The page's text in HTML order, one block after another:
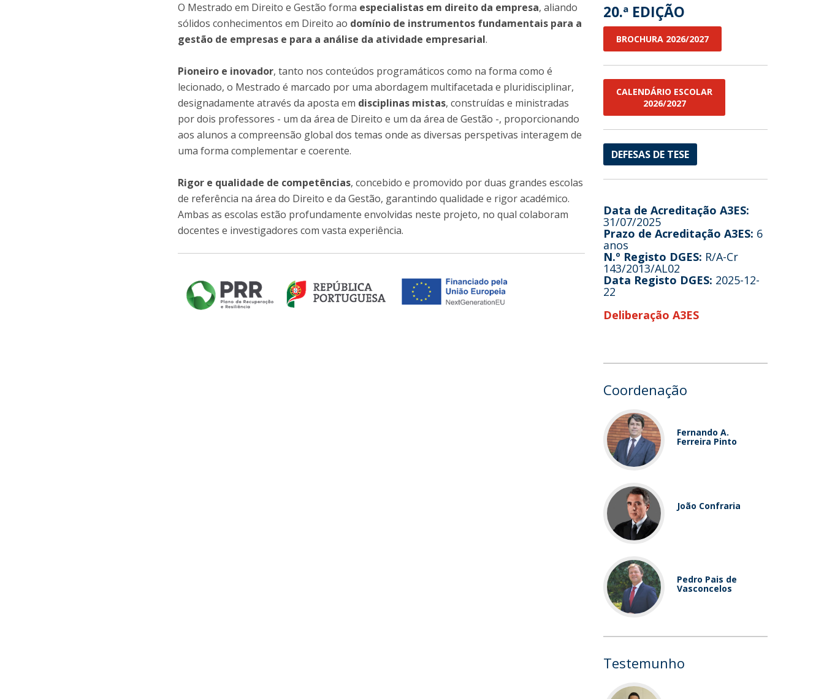
O Mestrado em Direito e Gestão forma especialistas em direito da empresa, aliando
sólidos conhecimentos em Direito ao domínio de instrumentos fundamentais para a
gestão de empresas e para a análise da atividade empresarial.
Pioneiro e inovador, tanto nos conteúdos programáticos como na forma como é
lecionado, o Mestrado é marcado por uma abordagem multifacetada e pluridisciplinar,
designadamente através da aposta em disciplinas mistas, construídas e ministradas
por dois professores - um da área de Direito e um da área de Gestão -, proporcionando
aos alunos a compreensão global dos temas onde as diversas perspetivas interagem de
uma forma complementar e coerente.
Rigor e qualidade de competências, concebido e promovido por duas grandes escolas
de referência na área do Direito e da Gestão, garantindo qualidade e rigor académico.
Ambas as escolas estão profundamente envolvidas neste projeto, no qual colaboram
docentes e investigadores com vasta experiência.
20.ª EDIÇÃO
BROCHURA 2026/2027
CALENDÁRIO ESCOLAR
2026/2027
DEFESAS DE TESE
Data de Acreditação A3ES:
31/07/2025
Prazo de Acreditação A3ES: 6
anos
N.º Registo DGES: R/A-Cr
143/2013/AL02
Data Registo DGES: 2025-12-
22
Deliberação A3ES
Coordenação
Fernando A.
Ferreira Pinto
João Confraria
Pedro Pais de
Vasconcelos
Testemunho